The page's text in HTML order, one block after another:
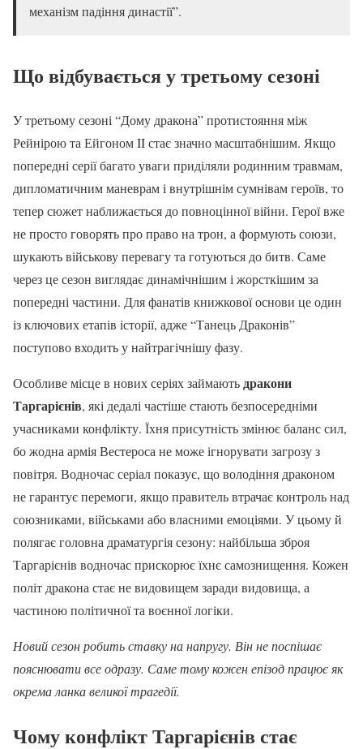
механізм падіння династії”.
Що відбувається у третьому сезоні
У третьому сезоні “Дому дракона” протистояння між
Рейнірою та Ейгоном II стає значно масштабнішим. Якщо
попередні серії багато уваги приділяли родинним травмам,
дипломатичним маневрам і внутрішнім сумнівам героїв, то
тепер сюжет наближається до повноцінної війни. Герої вже
не просто говорять про право на трон, а формують союзи,
шукають військову перевагу та готуються до битв. Саме
через це сезон виглядає динамічнішим і жорсткішим за
попередні частини. Для фанатів книжкової основи це один
із ключових етапів історії, адже “Танець Драконів”
поступово входить у найтрагічнішу фазу.
Особливе місце в нових серіях займаютьдракони
Таргарієнів, які дедалі частіше стають безпосередніми
учасниками конфлікту. Їхня присутність змінює баланс сил,
бо жодна армія Вестероса не може ігнорувати загрозу з
повітря. Водночас серіал показує, що володіння драконом
не гарантує перемоги, якщо правитель втрачає контроль над
союзниками, військами або власними емоціями. У цьому й
полягає головна драматургія сезону: найбільша зброя
Таргарієнів водночас прискорює їхнє самознищення. Кожен
політ дракона стає не видовищем заради видовища, а
частиною політичної та воєнної логіки.
Новий сезон робить ставку на напругу. Він не поспішає
пояснювати все одразу. Саме тому кожен епізод працює як
окрема ланка великої трагедії.
Чому конфлікт Таргарієнів стає